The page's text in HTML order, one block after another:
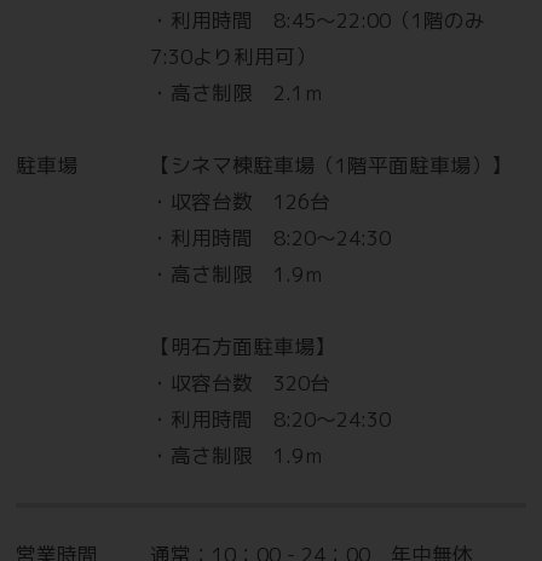
駐車場
・利用時間 8:45～22:00（1階のみ
7:30より利用可）
・高さ制限 2.1ｍ
【シネマ棟駐車場（1階平面駐車場）】
・収容台数 126台
・利用時間 8:20～24:30
・高さ制限 1.9ｍ
【明石方面駐車場】
・収容台数 320台
・利用時間 8:20～24:30
・高さ制限 1.9ｍ
営業時間 通常：10：00 - 24：00 年中無休